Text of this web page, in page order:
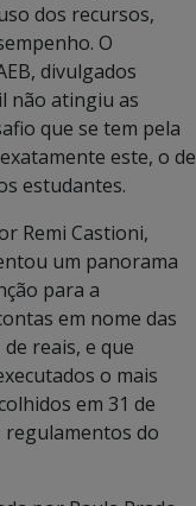
dos recursos,
O
divulgados
não atingiu as
que se tem pela
este, o de
estudantes.
Remi Castioni,
um panorama
para a
em nome das
reais, e que
o mais
em 31 de
regulamentos do